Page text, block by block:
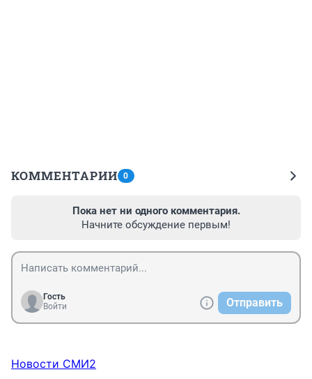
КОММЕНТАРИИ 0
Пока нет ни одного комментария.
Начните обсуждение первым!
Гость
Войти
Отправить
Новости СМИ2